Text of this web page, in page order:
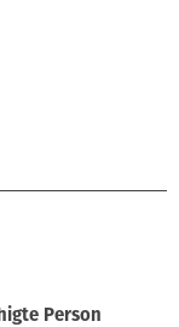
Person